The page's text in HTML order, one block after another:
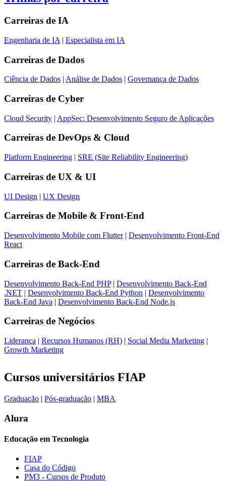
Carreiras de IA
Engenharia de IA | Especialista em IA
Carreiras de Dados
Ciência de Dados | Análise de Dados | Governança de Dados
Carreiras de Cyber
Cloud Security | AppSec: Desenvolvimento Seguro de Aplicações
Carreiras de DevOps & Cloud
Platform Engineering | SRE (Site Reliability Engineering)
Carreiras de UX & UI
UI Design | UX Design
Carreiras de Mobile & Front-End
Desenvolvimento Mobile com Flutter| Desenvolvimento Front-End
React
Carreiras de Back-End
Desenvolvimento Back-End PHP| Desenvolvimento Back-End
.NET | Desenvolvimento Back-End Python | Desenvolvimento
Back-End Java | Desenvolvimento Back-End Node.js
Carreiras de Negócios
Liderança | Recursos Humanos (RH) | Social Media Marketing |
Growth Marketing
Cursos universitários FIAP
Graduação | Pós-graduação | MBA
Alura
Educação em Tecnologia
FIAP
Casa do Código
PM3 - Cursos de Produto